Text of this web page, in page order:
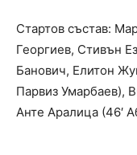
Стартов състав:
Георгиев, Стивън
Банович, Елитон
Парвиз Умарбаев),
Анте Аралица (46′